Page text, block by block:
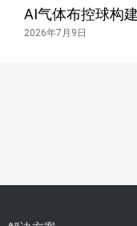
AI气体布控球构
2026年7月9日